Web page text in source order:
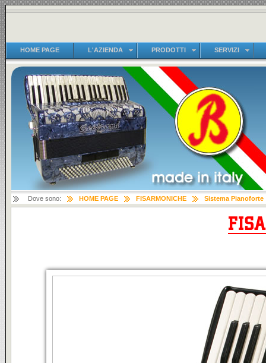
HOME PAGE L'AZIENDA PRODOTTI SERVIZI
Dove sono: HOME PAGE FISARMONICHE Sistema Pianoforte